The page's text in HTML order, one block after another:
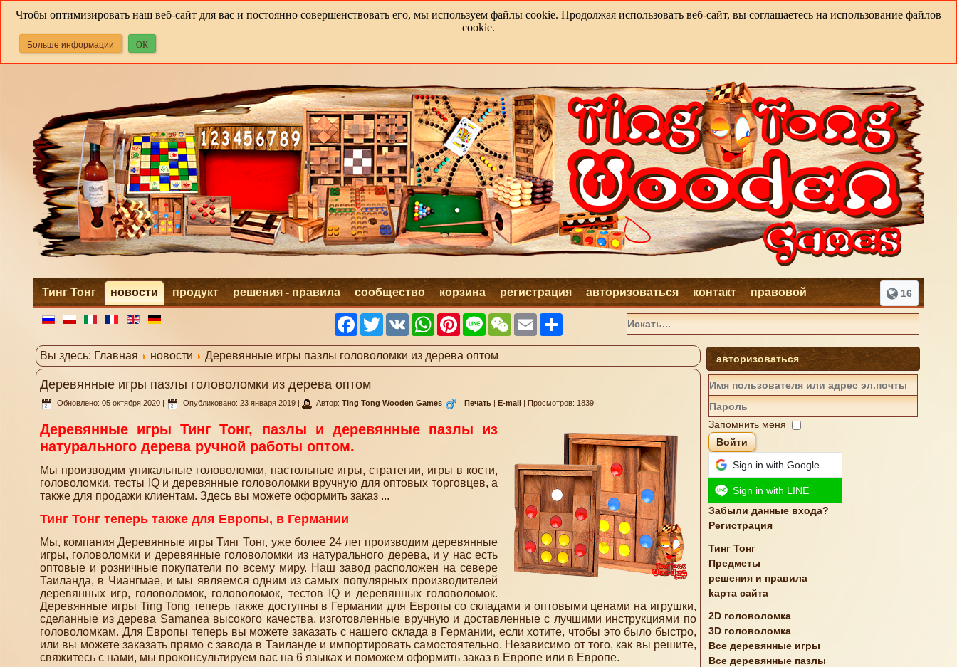
Чтобы оптимизировать наш веб-сайт для вас и постоянно совершенствовать его, мы используем файлы cookie. Продолжая использовать веб-сайт, вы соглашаетесь на использование файлов
cookie.
Больше информации ОК
16
Тинг Тонг новости продукт решения - правила сообщество корзина регистрация авторизоваться контакт правовой
Facebook
TwitterVK WhatsAppPinterest
Line WeChatEmail
Вы здесь: Главная новости Деревянные игры пазлы головоломки из дерева оптом
Деревянные игры пазлы головоломки из дерева оптом
Обновлено: 05 октября 2020 Опубликовано: 23 января 2019 Автор: Ting Tong Wooden Games Печать E-mail Просмотров: 1839
Деревянные игры Тинг Тонг, пазлы и деревянные пазлы из
натурального дерева ручной работы оптом.
Мы производим уникальные головоломки, настольные игры, стратегии, игры в кости,
головоломки, тесты IQ и деревянные головоломки вручную для оптовых торговцев, а
также для продажи клиентам. Здесь вы можете оформить заказ ...
Тинг Тонг теперь также для Европы, в Германии
Мы, компания Деревянные игры Тинг Тонг, уже более 24 лет производим деревянные
игры, головоломки и деревянные головоломки из натурального дерева, и у нас есть
оптовые и розничные покупатели по всему миру. Наш завод расположен на севере
Таиланда, в Чиангмае, и мы являемся одним из самых популярных производителей
деревянных игр, головоломок, головоломок, тестов IQ и деревянных головоломок.
Деревянные игры Ting Tong теперь также доступны в Германии для Европы со складами и оптовыми ценами на игрушки,
сделанные из дерева Samanea высокого качества, изготовленные вручную и доставленные с лучшими инструкциями по
головоломкам. Для Европы теперь вы можете заказать с нашего склада в Германии, если хотите, чтобы это было быстро,
или вы можете заказать прямо с завода в Таиланде и импортировать самостоятельно. Независимо от того, как вы решите,
свяжитесь с нами, мы проконсультируем вас на 6 языках и поможем оформить заказ в Европе или в Европе.
авторизоваться
Запомнить меня
Войти
Sign in with Google
Sign in with LINE
Забыли данные входа?
Регистрация
Тинг Тонг
Предметы
решения и правила
kарта сайта
2D головоломка
3D головоломка
Все деревянные игры
Все деревянные пазлы